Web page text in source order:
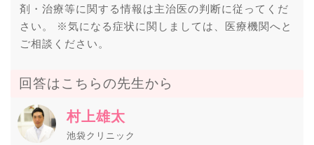
剤・治療等に関する情報は主治医の判断に従ってくだ
さい。 ※気になる症状に関しましては、医療機関へと
ご相談ください。
回答はこちらの先生から
村上雄太
池袋クリニック